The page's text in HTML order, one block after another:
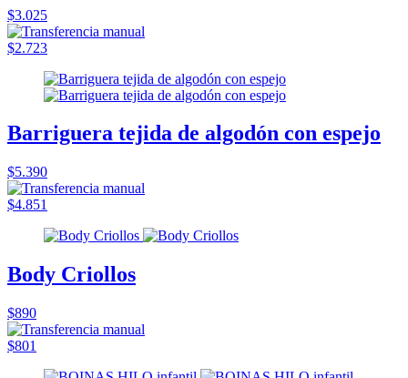
$3.025
$2.723
Barriguera tejida de algodón con espejo
$5.390
$4.851
Body Criollos
$890
$801